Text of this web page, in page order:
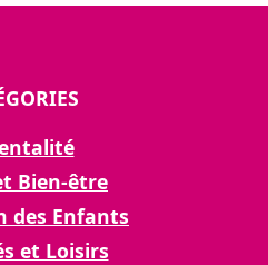
Bien-être
des Enfants
et Loisirs